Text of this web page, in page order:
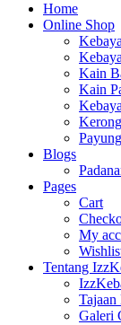
Home
Online Shop
Kain
Kain
Blogs
Pages
Cart
My
Tentang
Galeri